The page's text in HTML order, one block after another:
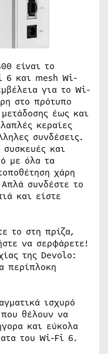
είναι το
6 και mesh Wi-
για το Wi-
στο πρότυπο
έως και
κεραίες
συνδέσεις.
συσκευές και
με όλα τα
χάρη
συνδέστε το
και είστε
το στη πρίζα,
να σερφάρετε!
της Devolo:
περίπλοκη
ισχυρό
θέλουν να
και εύκολα
του Wi-Fi 6.